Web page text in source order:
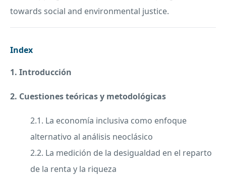
towards social and environmental justice.
Index
1. Introducción
2. Cuestiones teóricas y metodológicas
2.1. La economía inclusiva como enfoque
alternativo al análisis neoclásico
2.2. La medición de la desigualdad en el reparto
de la renta y la riqueza